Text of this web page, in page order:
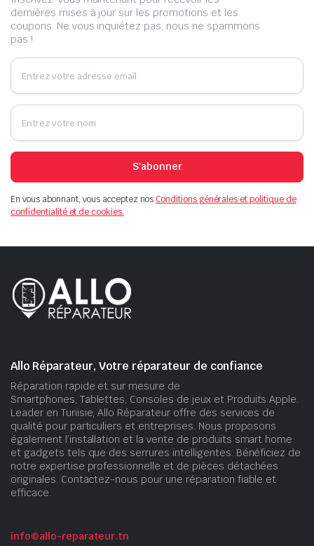
dernières mises à jour sur les promotions et les
coupons. Ne vous inquiétez pas, nous ne spammons
pas !
S'abonner
En vous abonnant, vous acceptez nosConditions générales et politique de
confidentialité et de cookies.
Allo Réparateur, Votre réparateur de confiance
Réparation rapide et sur mesure de
Smartphones, Tablettes, Consoles de jeux et Produits Apple.
Leader en Tunisie, Allo Réparateur offre des services de
qualité pour particuliers et entreprises. Nous proposons
également l’installation et la vente de produits smart home
et gadgets tels que des serrures intelligentes. Bénéficiez de
notre expertise professionnelle et de pièces détachées
originales. Contactez-nous pour une réparation fiable et
efficace.
info@allo-reparateur.tn